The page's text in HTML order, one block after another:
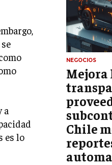
PLANIFICACIÓN
FINANZAS
FINANZAS Y
GESTIÓN DE
INVERSIONES Y
CONTABILIDAD
ECONOMÍA
INTERNACIONAL
NEGOCIOS
a
es lo
NEGOCIOS
Mejora
Chile